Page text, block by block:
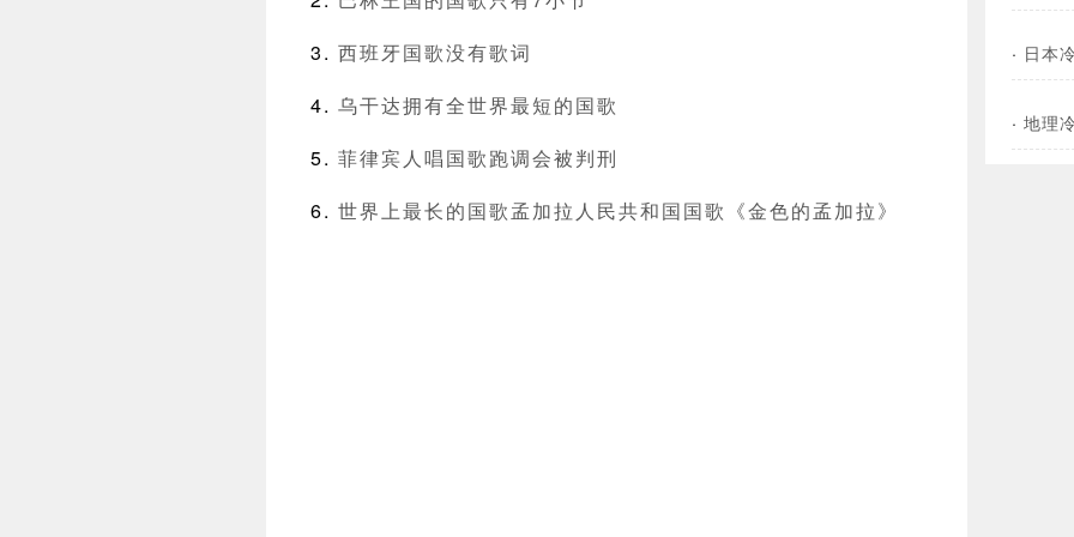
西班牙国歌没有歌词
乌干达拥有全世界最短的国歌
菲律宾人唱国歌跑调会被判刑
世界上最长的国歌孟加拉人民共和国国歌《金色的孟加拉》
· 日本
· 地理